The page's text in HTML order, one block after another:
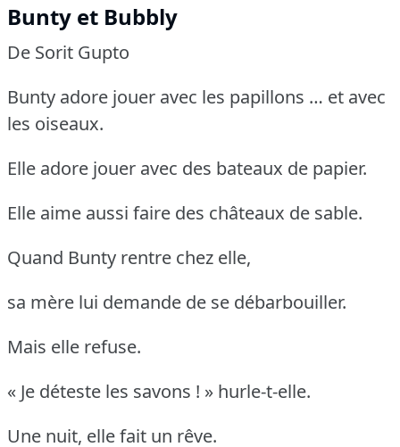
Bunty et Bubbly
De Sorit Gupto
Bunty adore jouer avec les papillons … et avec
les oiseaux.
Elle adore jouer avec des bateaux de papier.
Elle aime aussi faire des châteaux de sable.
Quand Bunty rentre chez elle,
sa mère lui demande de se débarbouiller.
Mais elle refuse.
« Je déteste les savons ! » hurle-t-elle.
Une nuit, elle fait un rêve.